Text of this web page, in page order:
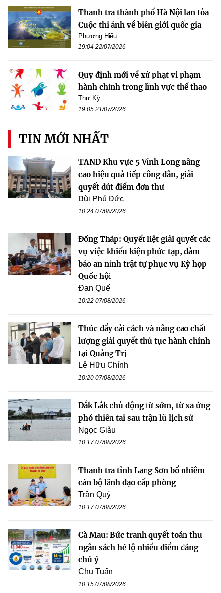
Thanh tra thành phố Hà Nội lan tỏa
Cuộc thi ảnh về biên giới quốc gia
Phương Hiếu
19:04 22/07/2026
Quy định mới về xử phạt vi phạm
hành chính trong lĩnh vực thể thao
Thư Kỳ
19:05 21/07/2026
TIN MỚI NHẤT
TAND Khu vực 5 Vĩnh Long nâng
cao hiệu quả tiếp công dân, giải
quyết dứt điểm đơn thư
Bùi Phú Đức
10:24 07/08/2026
Đồng Tháp: Quyết liệt giải quyết các
vụ việc khiếu kiện phức tạp, đảm
bảo an ninh trật tự phục vụ Kỳ họp
Quốc hội
Đan Quế
10:22 07/08/2026
Thúc đẩy cải cách và nâng cao chất
lượng giải quyết thủ tục hành chính
tại Quảng Trị
Lê Hữu Chính
10:20 07/08/2026
Đắk Lắk chủ động từ sớm, từ xa ứng
phó thiên tai sau trận lũ lịch sử
Ngọc Giàu
10:17 07/08/2026
Thanh tra tỉnh Lạng Sơn bổ nhiệm
cán bộ lãnh đạo cấp phòng
Trần Quý
10:17 07/08/2026
Cà Mau: Bức tranh quyết toán thu
ngân sách hé lộ nhiều điểm đáng
chú ý
Chu Tuấn
10:15 07/08/2026